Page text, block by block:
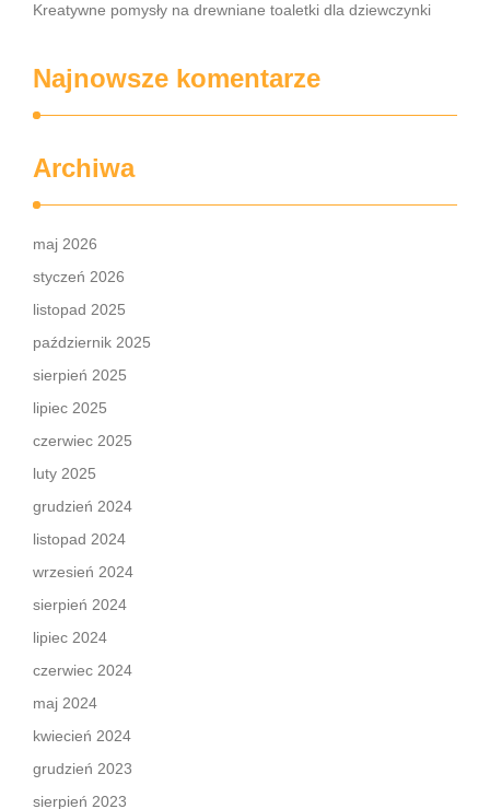
Kreatywne pomysły na drewniane toaletki dla dziewczynki
Najnowsze komentarze
Archiwa
maj 2026
styczeń 2026
listopad 2025
październik 2025
sierpień 2025
lipiec 2025
czerwiec 2025
luty 2025
grudzień 2024
listopad 2024
wrzesień 2024
sierpień 2024
lipiec 2024
czerwiec 2024
maj 2024
kwiecień 2024
grudzień 2023
sierpień 2023